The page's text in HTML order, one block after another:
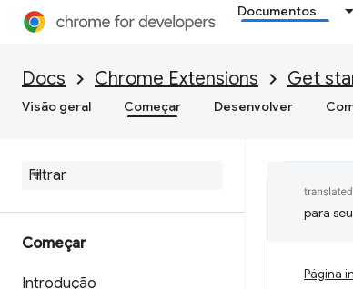
Documentos
Docs Chrome Extensions Get
Visão geral Começar Desenvolver
Começar
Introdução
para
Página